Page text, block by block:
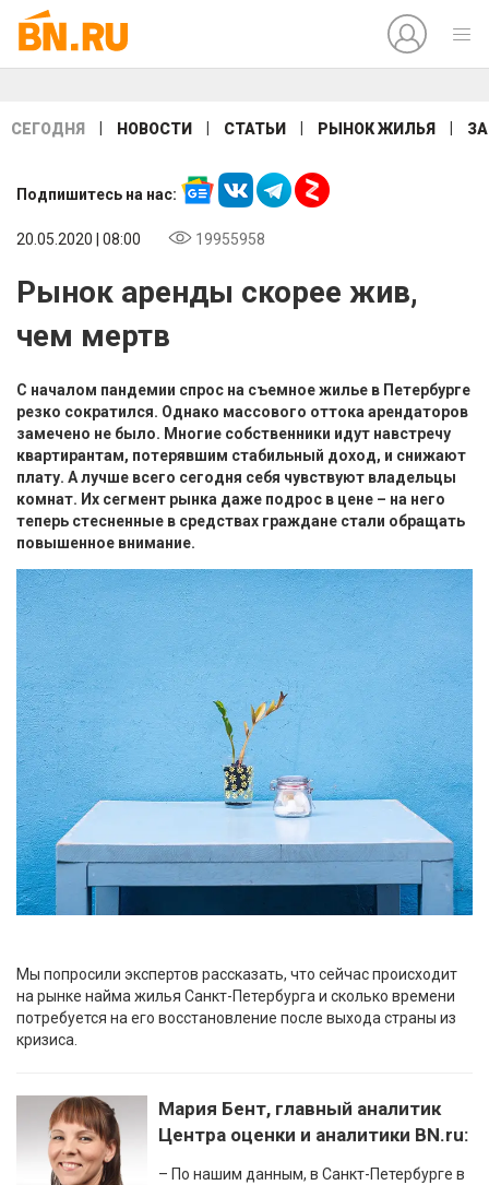
СЕГОДНЯ НОВОСТИ СТАТЬИ РЫНОК ЖИЛЬЯ
Подпишитесь на нас:
20.05.2020 | 08:00 19955958
Рынок аренды скорее жив,
чем мертв
С началом пандемии спрос на съемное жилье в Петербурге
резко сократился. Однако массового оттока арендаторов
замечено не было. Многие собственники идут навстречу
квартирантам, потерявшим стабильный доход, и снижают
плату. А лучше всего сегодня себя чувствуют владельцы
комнат. Их сегмент рынка даже подрос в цене – на него
теперь стесненные в средствах граждане стали обращать
повышенное внимание.
Мы попросили экспертов рассказать, что сейчас происходит
на рынке найма жилья Санкт-Петербурга и сколько времени
потребуется на его восстановление после выхода страны из
кризиса.
Мария Бент, главный аналитик
Центра оценки и аналитики BN.ru:
– По нашим данным, в Санкт-Петербурге в